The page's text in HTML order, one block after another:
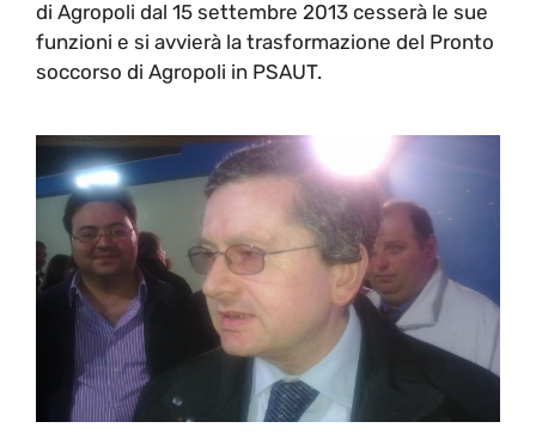
di Agropoli dal 15 settembre 2013 cesserà le sue
funzioni e si avvierà la trasformazione del Pronto
soccorso di Agropoli in PSAUT.